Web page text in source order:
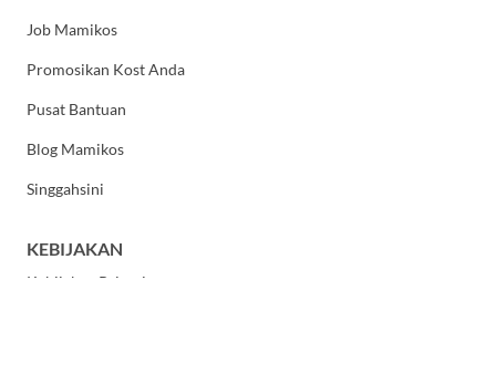
Job Mamikos
Promosikan Kost Anda
Pusat Bantuan
Blog Mamikos
Singgahsini
KEBIJAKAN
Kebijakan Privasi